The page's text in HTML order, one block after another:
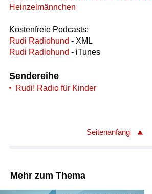
Heinzelmännchen
Kostenfreie Podcasts:
Rudi Radiohund - XML
Rudi Radiohund - iTunes
Sendereihe
Rudi! Radio für Kinder
Seitenanfang
Mehr zum Thema